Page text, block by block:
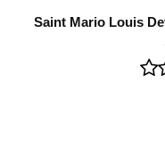
Saint Mario Louis